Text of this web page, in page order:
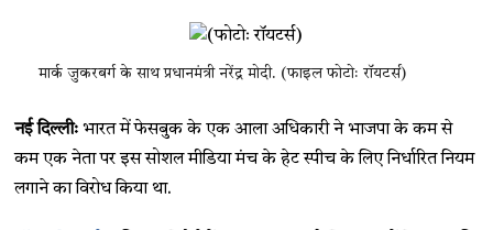
मार्क जुकरबर्ग के साथ प्रधानमंत्री नरेंद्र मोदी. (फाइल फोटोः रॉयटर्स)
नई दिल्लीःभारत में फेसबुक के एक आला अधिकारी ने भाजपा के कम से
कम एक नेता पर इस सोशल मीडिया मंच के हेट स्पीच के लिए निर्धारित नियम
लगाने का विरोध किया था.